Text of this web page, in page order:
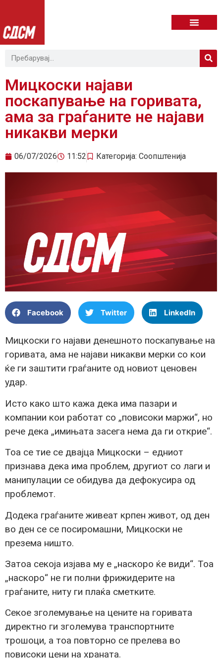
Мицкоски најави
поскапување на горивата,
ама за граѓаните не најави
никакви мерки
06/07/2026 11:52 Категорија: Соопштенија
Facebook Twitter LinkedIn
Мицкоски го најави денешното поскапување на
горивата, ама не најави никакви мерки со кои
ќе ги заштити граѓаните од новиот ценовен
удар.
Исто како што кажа дека има пазари и
компании кои работат со „повисоки маржи“, но
рече дека „имињата засега нема да ги открие“.
Тоа се тие се двајца Мицкоски – едниот
признава дека има проблем, другиот со лаги и
манипулации се обидува да дефокусира од
проблемот.
Додека граѓаните живеат крпен живот, од ден
во ден се се посиромашни, Мицкоски не
презема ништо.
Затоа секоја изјава му е „наскоро ќе види“. Тоа
„наскоро“ не ги полни фрижидерите на
граѓаните, ниту ги плаќа сметките.
Секое зголемување на цените на горивата
директно ги зголемува транспортните
трошоци, а тоа повторно се прелева во
повисоки цени на храната.